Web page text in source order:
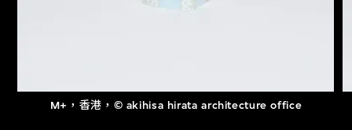
M+，香港，© akihisa hirata architecture office